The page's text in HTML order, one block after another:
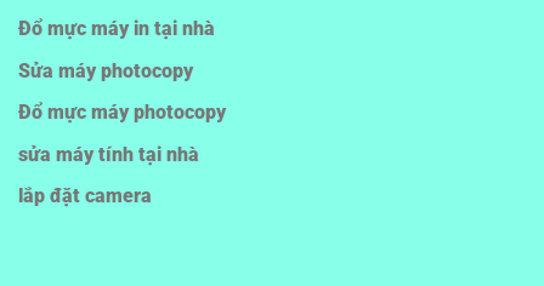
Đổ mực máy in tại nhà
Sửa máy photocopy
Đổ mực máy photocopy
sửa máy tính tại nhà
lắp đặt camera